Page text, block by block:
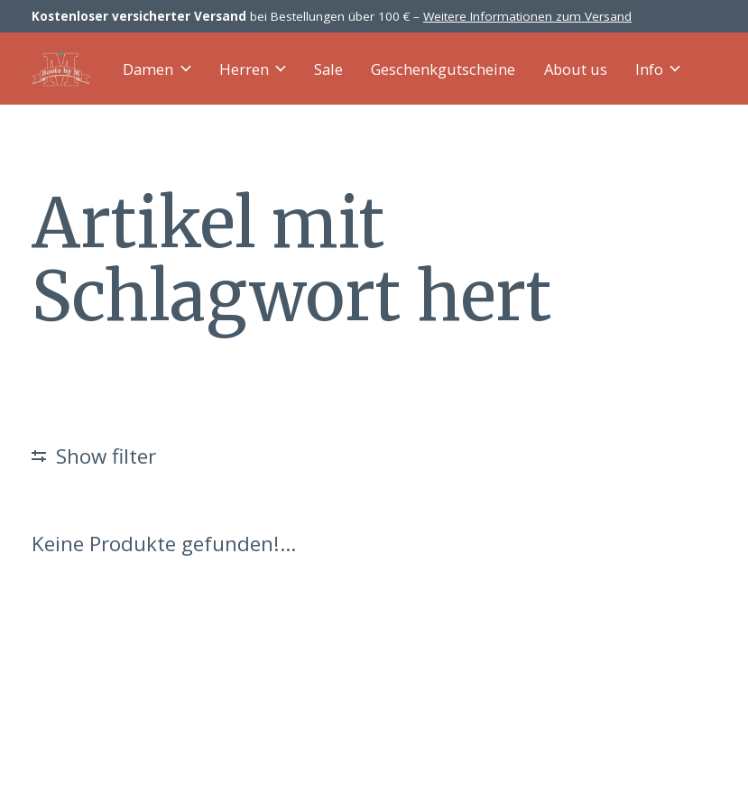
Kostenloser versicherter Versand bei Bestellungen über 100 € – Weitere Informationen zum Versand
Damen Herren Sale Geschenkgutscheine About us Info
Artikel mit
Schlagwort hert
Show filter
Keine Produkte gefunden!...